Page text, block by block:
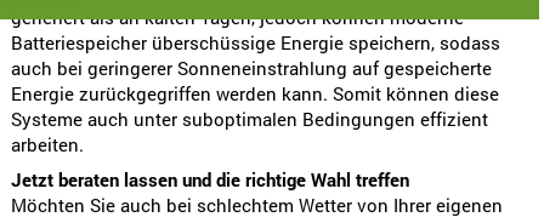
generiert als an kalten Tagen, jedoch können moderne
Batteriespeicher überschüssige Energie speichern, sodass
auch bei geringerer Sonneneinstrahlung auf gespeicherte
Energie zurückgegriffen werden kann. Somit können diese
Systeme auch unter suboptimalen Bedingungen effizient
arbeiten.
Jetzt beraten lassen und die richtige Wahl treffen
Möchten Sie auch bei schlechtem Wetter von Ihrer eigenen